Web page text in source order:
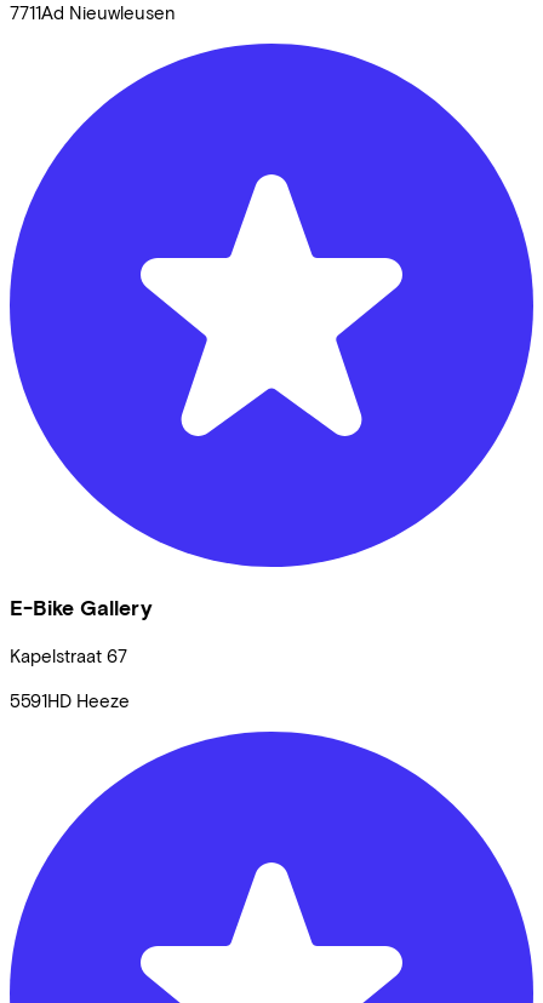
7711Ad Nieuwleusen
E-Bike Gallery
Kapelstraat 67
5591HD Heeze